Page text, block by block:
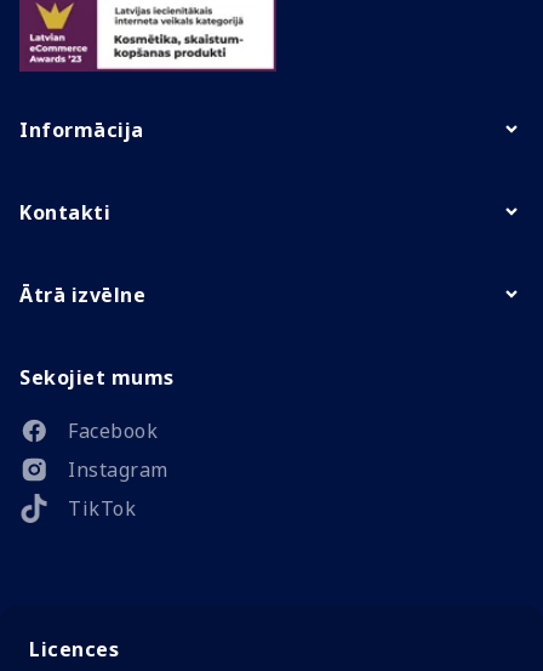
Informācija
Kontakti
Ātrā izvēlne
Sekojiet mums
Facebook
Instagram
TikTok
Licences